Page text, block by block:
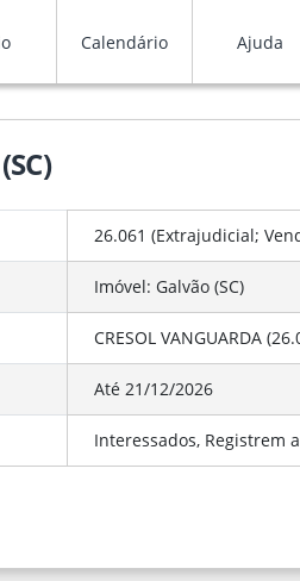
Calendário Ajuda
26.061 (Extrajudicial;
Imóvel: Galvão (SC)
CRESOL VANGUARDA
Até 21/12/2026
Interessados, Registrem